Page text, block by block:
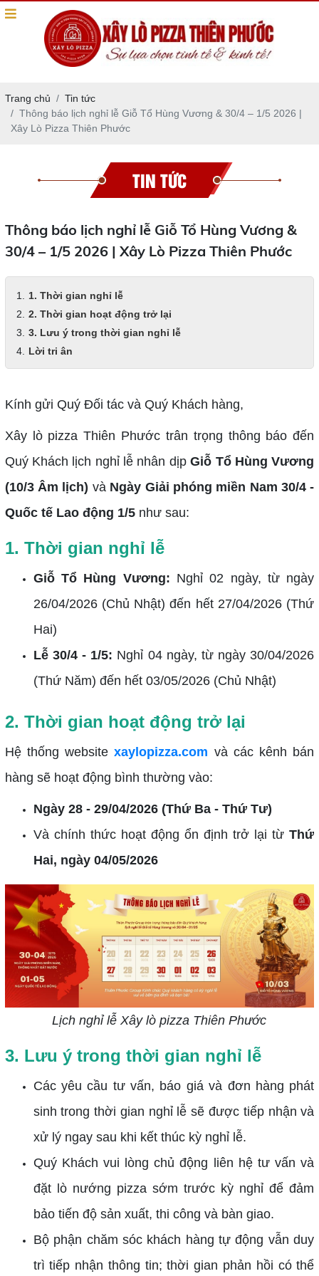
Trang chủ
Tin tức
Thông báo lịch nghỉ lễ Giỗ Tổ Hùng Vương & 30/4 – 1/5 2026 |
Xây Lò Pizza Thiên Phước
TIN TỨC
Thông báo lịch nghỉ lễ Giỗ Tổ Hùng Vương &
30/4 – 1/5 2026 | Xây Lò Pizza Thiên Phước
1. Thời gian nghỉ lễ
2. Thời gian hoạt động trở lại
3. Lưu ý trong thời gian nghỉ lễ
Lời tri ân
Kính gửi Quý Đối tác và Quý Khách hàng,
Xây lò pizza Thiên Phước trân trọng thông báo đến
Quý Khách lịch nghỉ lễ nhân dịpGiỗ Tổ Hùng Vương
(10/3 Âm lịch) và Ngày Giải phóng miền Nam 30/4 -
Quốc tế Lao động 1/5như sau:
1. Thời gian nghỉ lễ
Giỗ Tổ Hùng Vương: Nghỉ 02 ngày, từ ngày
26/04/2026 (Chủ Nhật) đến hết 27/04/2026 (Thứ
Hai)
Lễ 30/4 - 1/5: Nghỉ 04 ngày, từ ngày 30/04/2026
(Thứ Năm) đến hết 03/05/2026 (Chủ Nhật)
2. Thời gian hoạt động trở lại
Hệ thống website xaylopizza.com và các kênh bán
hàng sẽ hoạt động bình thường vào:
Ngày 28 - 29/04/2026 (Thứ Ba - Thứ Tư)
Và chính thức hoạt động ổn định trở lại từThứ
Hai, ngày 04/05/2026
Lịch nghỉ lễ Xây lò pizza Thiên Phước
3. Lưu ý trong thời gian nghỉ lễ
Các yêu cầu tư vấn, báo giá và đơn hàng phát
sinh trong thời gian nghỉ lễ sẽ được tiếp nhận và
xử lý ngay sau khi kết thúc kỳ nghỉ lễ.
Quý Khách vui lòng chủ động liên hệ tư vấn và
đặt lò nướng pizza sớm trước kỳ nghỉ để đảm
bảo tiến độ sản xuất, thi công và bàn giao.
Bộ phận chăm sóc khách hàng tự động vẫn duy
trì tiếp nhận thông tin; thời gian phản hồi có thể